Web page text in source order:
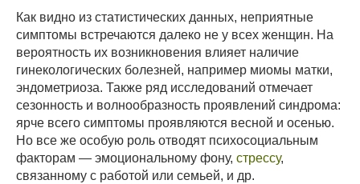
Как видно из статистических данных, неприятные
симптомы встречаются далеко не у всех женщин. На
вероятность их возникновения влияет наличие
гинекологических болезней, например миомы матки,
эндометриоза. Также ряд исследований отмечает
сезонность и волнообразность проявлений синдрома:
ярче всего симптомы проявляются весной и осенью.
Но все же особую роль отводят психосоциальным
факторам — эмоциональному фону, стрессу,
связанному с работой или семьей, и др.